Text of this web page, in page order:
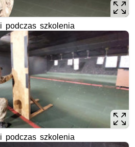
podczas szkolenia
podczas szkolenia